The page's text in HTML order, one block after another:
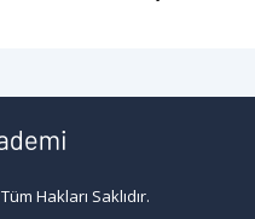
Hakları Saklıdır.